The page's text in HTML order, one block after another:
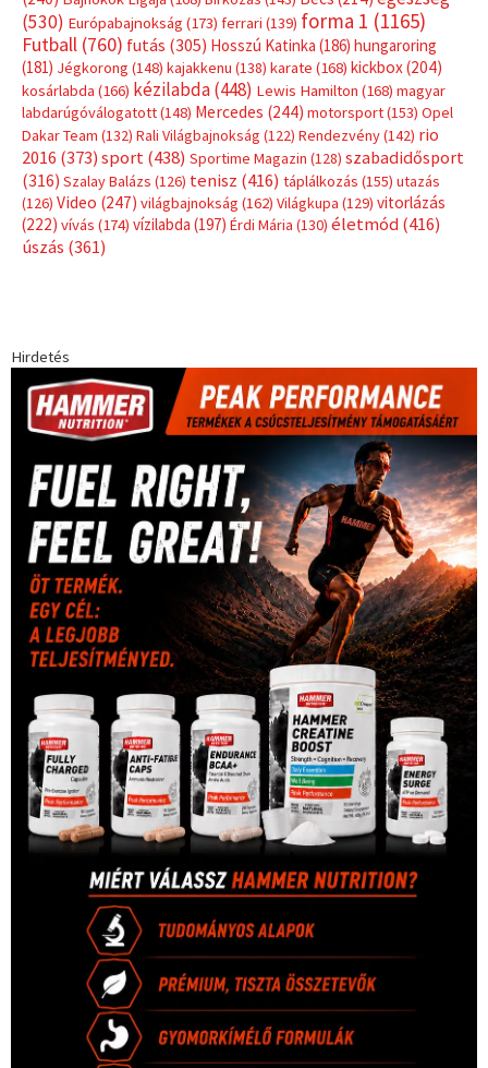
(530) Európabajnokság (173) ferrari (139) forma 1 (1165)
Futball (760) futás (305) Hosszú Katinka (186) hungaroring
(181) Jégkorong (148) kajakkenu (138) karate (168) kickbox(204)
kosárlabda (166) kézilabda(448) Lewis Hamilton (168) magyar
labdarúgóválogatott(148) Mercedes (244) motorsport(153) Opel
Dakar Team (132) Rali Világbajnokság (122) Rendezvény(142) rio
2016 (373) sport(438) Sportime Magazin (128) szabadidősport
(316) Szalay Balázs (126) tenisz (416) táplálkozás (155) utazás
(126) Video (247) világbajnokság (162) Világkupa (129) vitorlázás
(222) vívás (174) vízilabda (197) Érdi Mária (130) életmód(416)
úszás (361)
Hirdetés